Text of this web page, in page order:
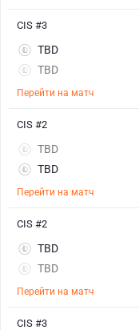
TBD
TBD
Перейти на матч
CIS #3
TBD
TBD
Перейти на матч
CIS #2
TBD
TBD
Перейти на матч
CIS #2
CIS #3